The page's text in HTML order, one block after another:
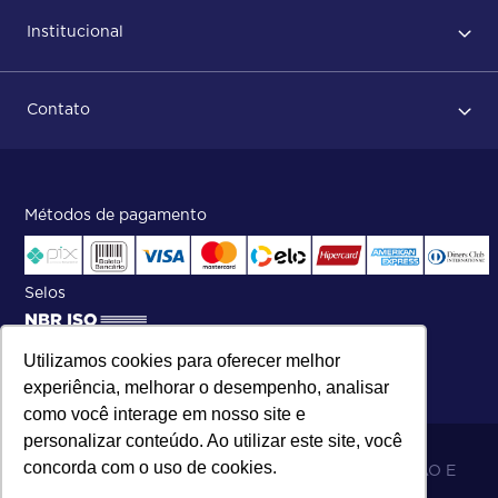
Utilizamos cookies para oferecer melhor
experiência, melhorar o desempenho, analisar
como você interage em nosso site e
personalizar conteúdo. Ao utilizar este site, você
concorda com o uso de cookies.
Após conclusão do pedido
Status do pedido e acompanhamento da entrega
Institucional
ISO
Contato
Central de atendimento:
Telefone:(27) 2121-9000
Segunda a Sexta das 8h às 17h30
Métodos de pagamento
Selos
06.698.001/0002-19 - MB 5 COMÉRCIO IMPORTAÇÃO E